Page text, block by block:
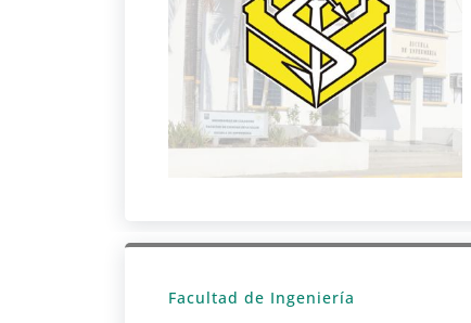
Facultad de Ingeniería